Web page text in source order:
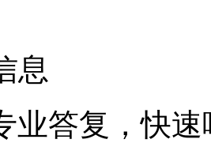
息
业答复，快速